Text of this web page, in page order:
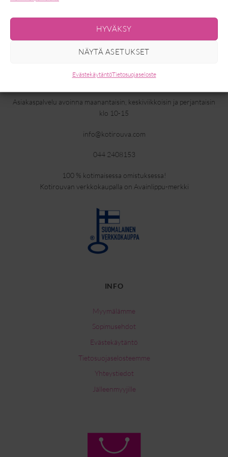
HYVÄKSY
NÄYTÄ ASETUKSET
EvästekäytäntöTietosuojaseloste
monikäyttöiset asusteet ja suosituimmat housut. Saamme uutuuksia
viikottain ja kattavasta valikoimastamme löydät myös isoja kokoja.
ASIAKASPALVELU
Asiakaspalvelu avoinna maanantaisin, keskiviikkoisin ja perjantaisin
klo 10-15
info@kotirouva.com
044 2408153
100 % kotimaisessa omistuksessa!
Kotirouvan verkkokaupalla on Avainlippu-merkki
INFO
Myymälämme
Sopimusehdot
Evästekäytäntö
Tietosuojaselosteemme
Yhteystiedot
Jälleenmyyjille